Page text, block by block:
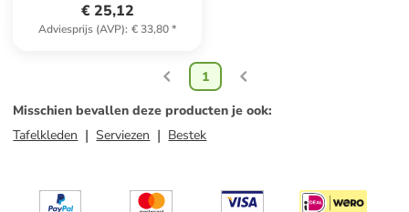
€ 25,12
Adviesprijs (AVP): € 33,80*
1
Misschien bevallen deze producten je ook:
Tafelkleden
Serviezen Bestek